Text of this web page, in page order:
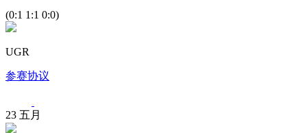
(0:1 1:1 0:0)
UGR
参赛协议
23 五月